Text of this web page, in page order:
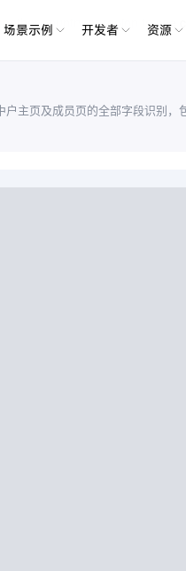
country or region to see
场景示例 开发者 资源
户主页及成员页的全部字段识别